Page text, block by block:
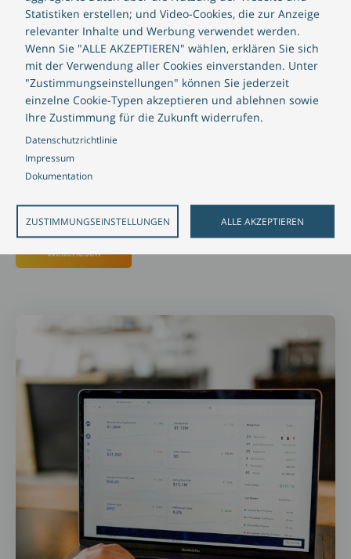
Statistiken erstellen; und Video-Cookies, die zur Anzeige
relevanter Inhalte und Werbung verwendet werden.
Wenn Sie "ALLE AKZEPTIEREN" wählen, erklären Sie sich
mit der Verwendung aller Cookies einverstanden. Unter
"Zustimmungseinstellungen" können Sie jederzeit
einzelne Cookie-Typen akzeptieren und ablehnen sowie
Ihre Zustimmung für die Zukunft widerrufen.
Datenschutzrichtlinie
Impressum
Dokumentation
ZUSTIMMUNGSEINSTELLUNGEN ALLE AKZEPTIEREN
Raisin
Eine völlig neue Geschäftsidee: Digitale
Zinsmarktplätze sollen es Privatanlegern
ermöglichen, Tages- und Festgelder einfach und
sicher bei europäischen Banken anzulegen - und
damit letztlich Investitionen attraktiver zu machen.
CREALOGIX Lösungen für Corporate Banking
CREALOGIX Lösungen für SME Banking
Weiterlesenüber Raisin